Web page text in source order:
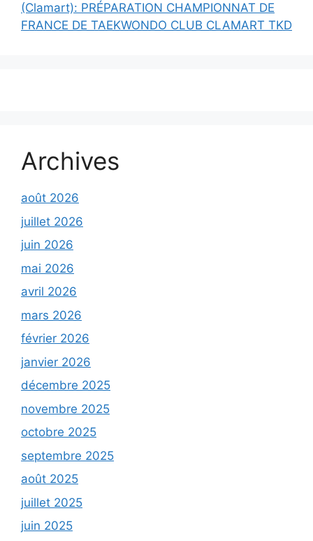
(Clamart): PRÉPARATION CHAMPIONNAT DE
FRANCE DE TAEKWONDO CLUB CLAMART TKD
Archives
août 2026
juillet 2026
juin 2026
mai 2026
avril 2026
mars 2026
février 2026
janvier 2026
décembre 2025
novembre 2025
octobre 2025
septembre 2025
août 2025
juillet 2025
juin 2025